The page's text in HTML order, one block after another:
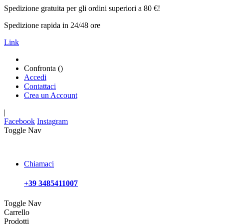
Spedizione gratuita per gli ordini superiori a 80 €!
Spedizione rapida in 24/48 ore
Link
Confronta ()
Accedi
Contattaci
Crea un Account
|
Facebook Instagram
Toggle Nav
Chiamaci
+39 3485411007
Toggle Nav
Carrello
Prodotti